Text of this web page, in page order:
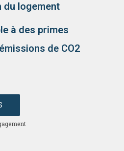
du logement
à des primes
de CO2